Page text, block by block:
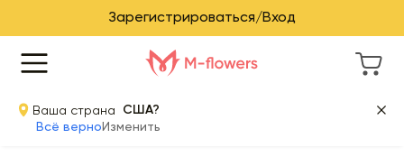
Зарегистрироваться/Вход
Ваша страна
США?
Всё верно Изменить